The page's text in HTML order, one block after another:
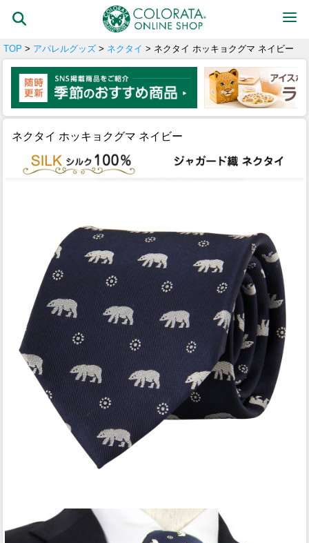
TOP > アパレルグッズ > ネクタイ > ネクタイ ホッキョクグマ ネイビー
ネクタイ ホッキョクグマ ネイビー